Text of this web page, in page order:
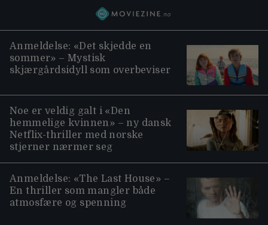
Anmeldelse: «Det skjedde en
sommer» – Mystisk
skjærgårdsidyll som overbeviser
Noe er veldig galt i «Den
hemmelige kvinnen» – ny dansk
Netflix-thriller med norske
stjerner nærmer seg
Anmeldelse: «The Last House» –
En thriller som mangler både
atmosfære og spenning